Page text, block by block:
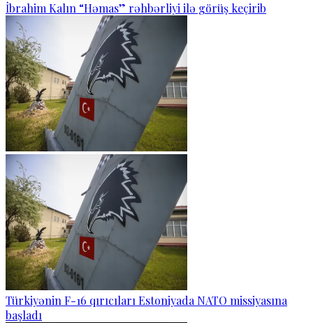
İbrahim Kalın “Həmas” rəhbərliyi ilə görüş keçirib
Türkiyənin F-16 qırıcıları Estoniyada NATO missiyasına
başladı